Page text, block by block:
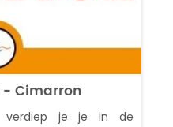
- Cimarron
verdiep je je in de